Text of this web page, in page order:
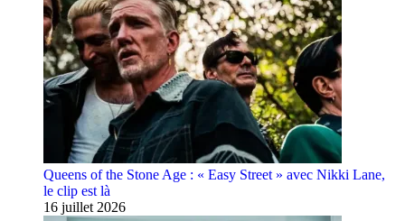
Queens of the Stone Age : « Easy Street » avec Nikki Lane,
le clip est là
16 juillet 2026